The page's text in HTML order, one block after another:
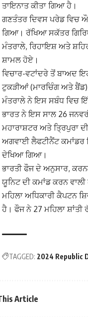
ਤਾਇਨਾਤ ਕੀਤਾ ਗਿਆ ਹੈ।
ਗਣਤੰਤਰ ਦਿਵਸ ਪਰੇਡ ਵਿਚ
ਗਿਆ। ਰੱਖਿਆ ਸਕੱਤਰ
ਮੰਤਰਾਲੇ, ਰਿਹਾਇਸ਼ ਅਤੇ
ਸ਼ਾਮਲ ਹੋਏ।
ਵਿਚਾਰ-ਵਟਾਂਦਰੇ ਤੋਂ ਬਾਅਦ
ਟੁਕੜੀਆਂ (ਮਾਰਚਿੰਗ ਅਤੇ
ਮੰਤਰਾਲੇ ਨੇ ਇਸ ਸਬੰਧ ਵਿਚ
ਭਾਰਤ ਨੇ ਇਸ ਸਾਲ 26
ਮਹਾਰਾਸ਼ਟਰ ਅਤੇ ਤ੍ਰਿਪੁਰਾ
ਅਗਵਾਈ ਲੈਫਟੀਨੈਂਟ ਕਮਾਂਡਰ
ਦੇਖਿਆ ਗਿਆ।
ਭਾਰਤੀ ਫੌਜ ਦੇ ਅਨੁਸਾਰ,
ਯੂਨਿਟ ਦੀ ਕਮਾਂਡ ਕਰਨ
ਮਹਿਲਾ ਅਧਿਕਾਰੀ ਕੈਪਟਨ
ਹੈ। ਫੌਜ ਨੇ 27 ਮਹਿਲਾ ਸ਼ਾਂਤੀ
TAGGED: 2024 Republic
Article